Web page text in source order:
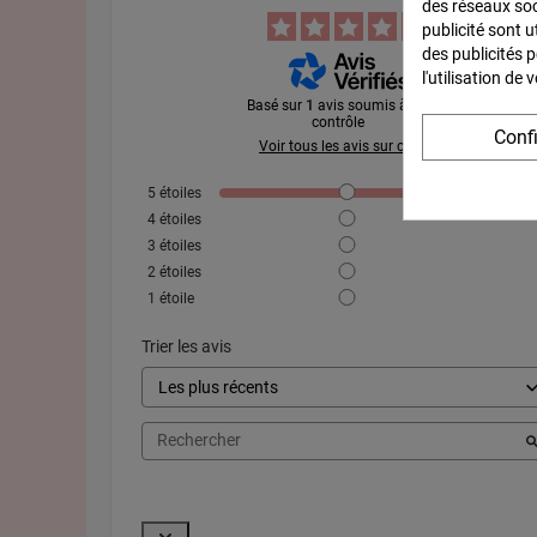
Basé sur 1 avis soumis à un
contrôle
Voir tous les avis sur ce site
5 étoiles
4 étoiles
3 étoiles
2 étoiles
1 étoile
Trier les avis
des réseaux
publicité sont
des publicités
l'utilisation de